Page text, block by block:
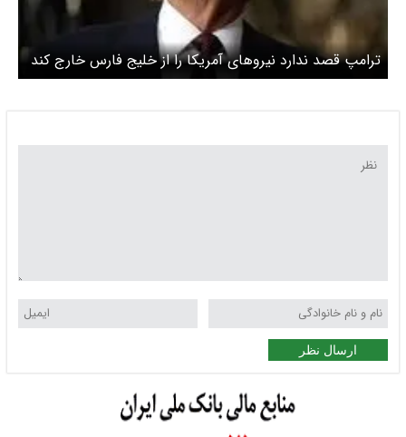
ترامپ قصد ندارد نیروهای آمریکا را از خلیج فارس خارج کند
ارسال نظر